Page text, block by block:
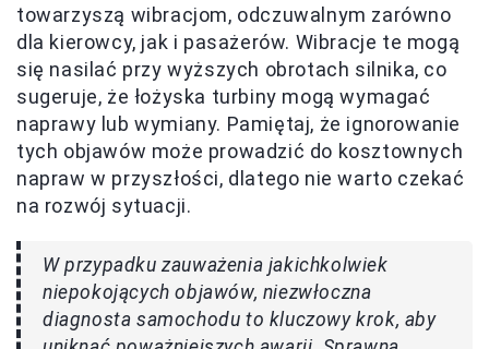
towarzyszą wibracjom, odczuwalnym zarówno
dla kierowcy, jak i pasażerów. Wibracje te mogą
się nasilać przy wyższych obrotach silnika, co
sugeruje, że łożyska turbiny mogą wymagać
naprawy lub wymiany. Pamiętaj, że ignorowanie
tych objawów może prowadzić do kosztownych
napraw w przyszłości, dlatego nie warto czekać
na rozwój sytuacji.
W przypadku zauważenia jakichkolwiek
niepokojących objawów, niezwłoczna
diagnosta samochodu to kluczowy krok, aby